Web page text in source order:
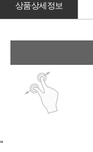
상품상세정보
"